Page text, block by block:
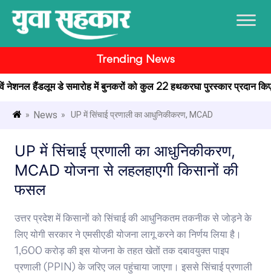
Trending News
हैंडलूम डे समारोह में बुनकरों को कुल 22 हथकरघा पुरस्कार प्रदान किए
» News » UP में सिंचाई प्रणाली का आधुनिकीकरण, MCAD
UP में सिंचाई प्रणाली का आधुनिकीकरण,
MCAD योजना से लहलहाएगी किसानों की
फसल
उत्तर प्रदेश में किसानों को सिंचाई की आधुनिकतम तकनीक से जोड़ने के
लिए योगी सरकार ने एमसीएडी योजना लागू करने का निर्णय लिया है।
1,600 करोड़ की इस योजना के तहत खेतों तक दबावयुक्त पाइप
प्रणाली (PPIN) के जरिए जल पहुंचाया जाएगा। इससे सिंचाई प्रणाली